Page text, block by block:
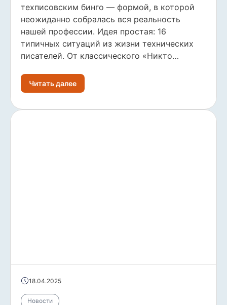
техписовским бинго — формой, в которой
неожиданно собралась вся реальность
нашей профессии. Идея простая: 16
типичных ситуаций из жизни технических
писателей. От классического «Никто…
Читать далее
18.04.2025
Новости